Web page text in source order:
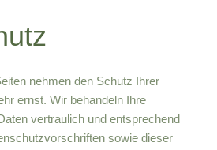
nehmen den Schutz Ihrer
ernst. Wir behandeln Ihre
vertraulich und entsprechend
sowie dieser